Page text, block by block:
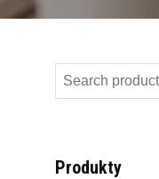
Search
for:
Produkty